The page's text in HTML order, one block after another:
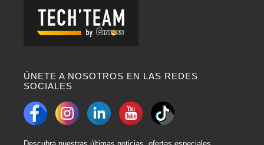
ÚNETE A NOSOTROS EN LAS REDES
SOCIALES